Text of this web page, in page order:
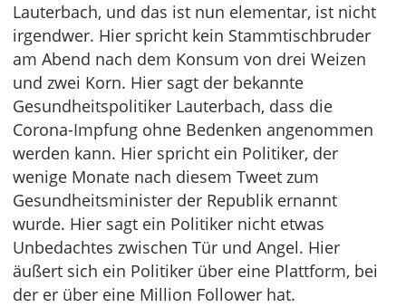
Lauterbach, und das ist nun elementar, ist nicht
irgendwer. Hier spricht kein Stammtischbruder
am Abend nach dem Konsum von drei Weizen
und zwei Korn. Hier sagt der bekannte
Gesundheitspolitiker Lauterbach, dass die
Corona-Impfung ohne Bedenken angenommen
werden kann. Hier spricht ein Politiker, der
wenige Monate nach diesem Tweet zum
Gesundheitsminister der Republik ernannt
wurde. Hier sagt ein Politiker nicht etwas
Unbedachtes zwischen Tür und Angel. Hier
äußert sich ein Politiker über eine Plattform, bei
der er über eine Million Follower hat.